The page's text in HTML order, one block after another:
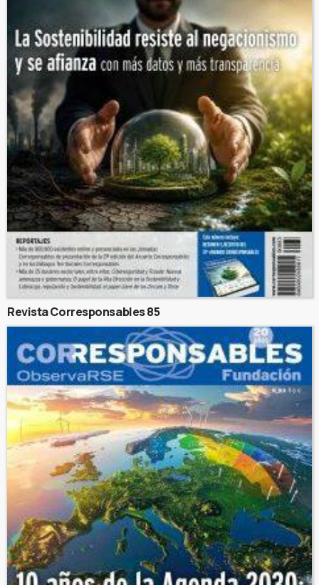
Revista Corresponsables 85